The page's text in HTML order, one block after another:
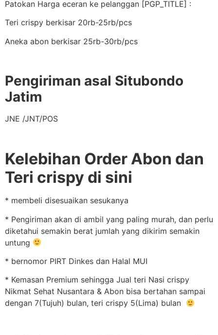
Patokan Harga eceran ke pelanggan [PGP_TITLE] :
Teri crispy berkisar 20rb-25rb/pcs
Aneka abon berkisar 25rb-30rb/pcs
Pengiriman asal Situbondo
Jatim
JNE /JNT/POS
Kelebihan Order Abon dan
Teri crispy di sini
* membeli disesuaikan sesukanya
* Pengiriman akan di ambil yang paling murah, dan perlu
diketahui semakin berat jumlah yang dikirim semakin
untung
* bernomor PIRT Dinkes dan Halal MUI
* Kemasan Premium sehingga Jual teri Nasi crispy
Nikmat Sehat Nusantara & Abon bisa bertahan sampai
dengan 7(Tujuh) bulan, teri crispy 5(Lima) bulan